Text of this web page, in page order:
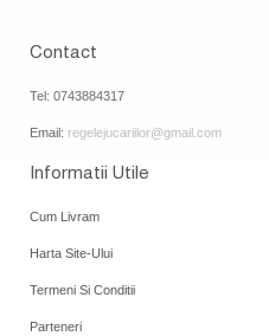
Contact
Tel: 0743884317
Email: regelejucariilor@gmail.com
Informatii Utile
Cum Livram
Harta Site-Ului
Termeni Si Conditii
Parteneri